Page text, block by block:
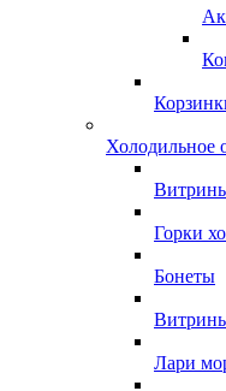
Холодильное
Горки
Бонеты
Лари